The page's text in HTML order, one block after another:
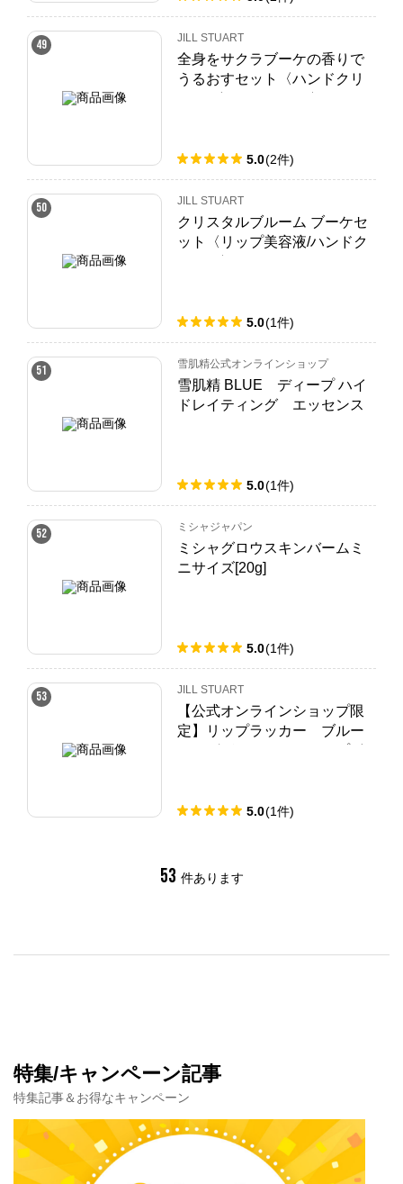
49 JILL STUART
全身をサクラブーケの香りで
うるおすセット〈ハンドクリ
5.0(2件)
50 JILL STUART
クリスタルブルーム ブーケセ
ット〈リップ美容液/ハンドク
5.0(1件)
51 雪肌精公式オンラインショップ
雪肌精 BLUE ディープ ハイ
ドレイティング エッセンス
5.0(1件)
52 ミシャジャパン
ミシャグロウスキンバームミ
ニサイズ[20g]
5.0(1件)
53 JILL STUART
【公式オンラインショップ限
定】リップラッカー ブルー
5.0(1件)
53 件あります
特集/キャンペーン記事
特集記事＆お得なキャンペーン